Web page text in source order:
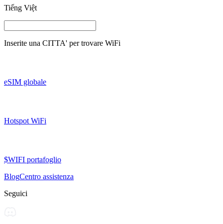
Tiếng Việt
Inserite una CITTA' per trovare WiFi
eSIM globale
Hotspot WiFi
$WIFI portafoglio
BlogCentro assistenza
Seguici